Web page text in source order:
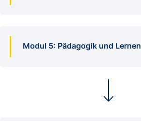
Modul 5: Pädagogik und Lernen